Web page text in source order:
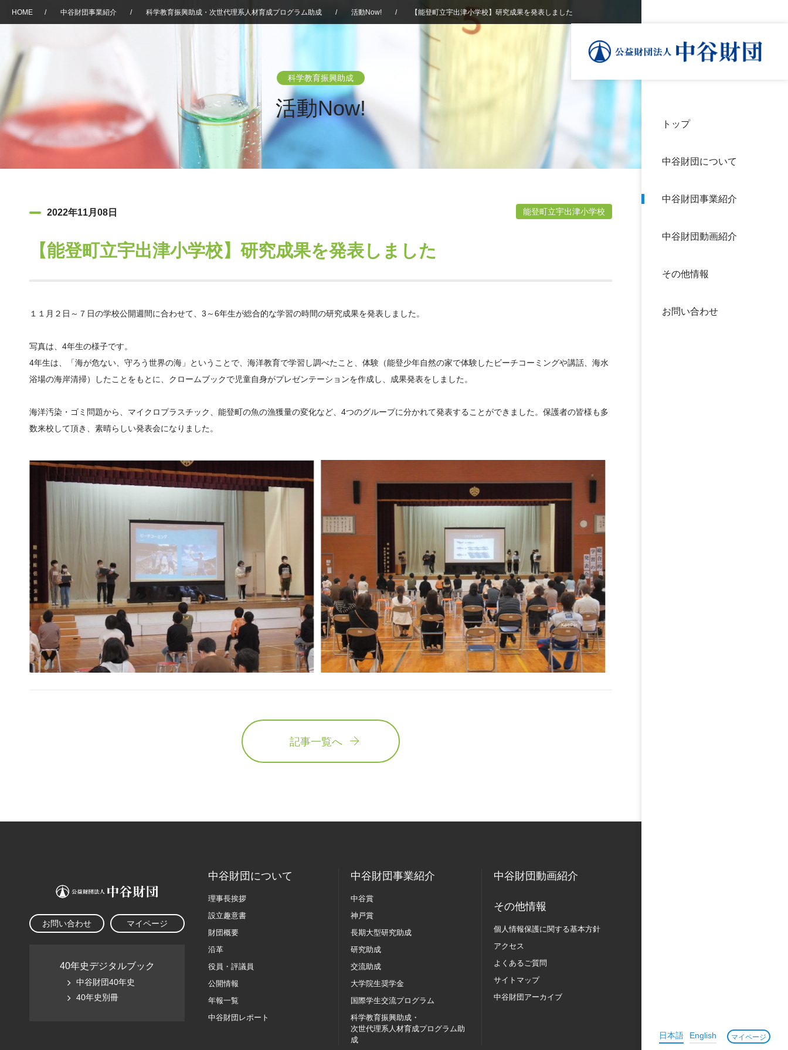
トップ
中谷財団について
中谷財団事業紹介
中谷財団動画紹介
その他情報
お問い合わせ
日本語 English マイページ
HOME / 中谷財団事業紹介 / 科学教育振興助成・次世代理系人材育成プログラム助成 / 活動Now! / 【能登町立宇出津小学校】研究成果を発表しました
科学教育振興助成
活動Now!
2022年11月08日 能登町立宇出津小学校
【能登町立宇出津小学校】研究成果を発表しました
１１月２日～７日の学校公開週間に合わせて、3～6年生が総合的な学習の時間の研究成果を発表しました。
写真は、4年生の様子です。
4年生は、「海が危ない、守ろう世界の海」ということで、海洋教育で学習し調べたこと、体験（能登少年自然の家で体験したビーチコーミングや講話、海水
浴場の海岸清掃）したことをもとに、クロームブックで児童自身がプレゼンテーションを作成し、成果発表をしました。
海洋汚染・ゴミ問題から、マイクロプラスチック、能登町の魚の漁獲量の変化など、4つのグループに分かれて発表することができました。保護者の皆様も多
数来校して頂き、素晴らしい発表会になりました。
記事一覧へ
お問い合わせ マイページ
40年史デジタルブック
中谷財団40年史
40年史別冊
中谷財団について
理事長挨拶
設立趣意書
財団概要
沿革
役員・評議員
公開情報
年報一覧
中谷財団レポート
中谷財団事業紹介
中谷賞
神戸賞
長期大型研究助成
研究助成
交流助成
大学院生奨学金
国際学生交流プログラム
科学教育振興助成・
次世代理系人材育成プログラム助
成
中谷財団動画紹介
その他情報
個人情報保護に関する基本方針
アクセス
よくあるご質問
サイトマップ
中谷財団アーカイブ